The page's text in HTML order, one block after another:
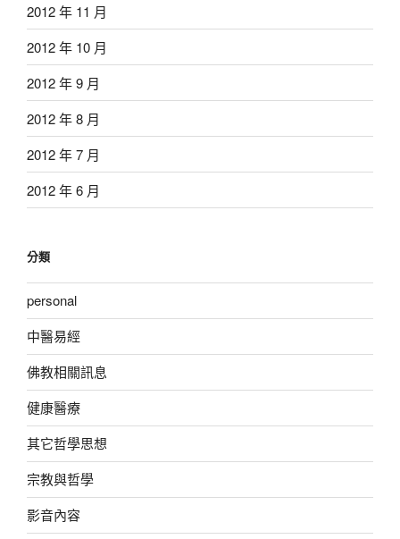
2012 年 11 月
2012 年 10 月
2012 年 9 月
2012 年 8 月
2012 年 7 月
2012 年 6 月
分類
personal
中醫易經
佛教相關訊息
健康醫療
其它哲學思想
宗教與哲學
影音內容